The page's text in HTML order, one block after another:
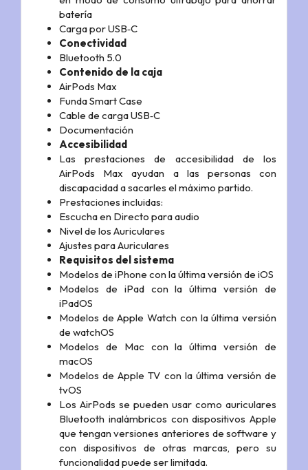
batería
Carga por USB‑C
Conectividad
Bluetooth 5.0
Contenido de la caja
AirPods Max
Funda Smart Case
Cable de carga USB‑C
Documentación
Accesibilidad
Las prestaciones de accesibilidad de los
AirPods Max ayudan a las personas con
discapacidad a sacarles el máximo partido.
Prestaciones incluidas:
Escucha en Directo para audio
Nivel de los Auriculares
Ajustes para Auriculares
Requisitos del sistema
Modelos de iPhone con la última versión de iOS
Modelos de iPad con la última versión de
iPadOS
Modelos de Apple Watch con la última versión
de watchOS
Modelos de Mac con la última versión de
macOS
Modelos de Apple TV con la última versión de
tvOS
Los AirPods se pueden usar como auriculares
Bluetooth inalámbricos con dispositivos Apple
que tengan versiones anteriores de software y
con dispositivos de otras marcas, pero su
funcionalidad puede ser limitada.